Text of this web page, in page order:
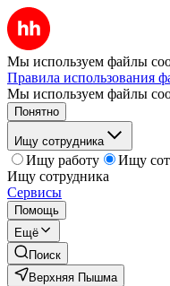
Мы используем файлы
Правила использования
Мы используем файлы
Понятно
Ищу сотрудника
Ищу работу
Ищу
Ищу сотрудника
Сервисы
Помощь
Ещё
Поиск
Верхняя Пышма